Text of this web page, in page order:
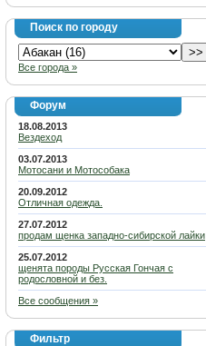
Поиск по городу
Все города »
Форум
18.08.2013
Вездеход
03.07.2013
Мотосани и Мотособака
20.09.2012
Отличная одежда.
27.07.2012
продам щенка западно-сибирской лайки
25.07.2012
щенята породы Русская Гончая с
родословной и без.
Все сообщения »
Фильтр